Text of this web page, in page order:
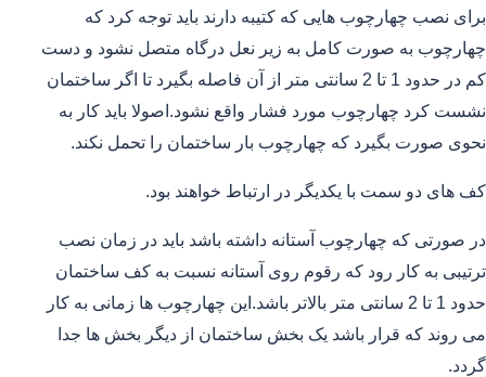
برای نصب چهارچوب هایی که کتیبه دارند باید توجه کرد که
چهارچوب به صورت کامل به زیر نعل درگاه متصل نشود و دست
کم در حدود 1 تا 2 سانتی متر از آن فاصله بگیرد تا اگر ساختمان
نشست کرد چهارچوب مورد فشار واقع نشود.اصولا باید کار به
نحوی صورت بگیرد که چهارچوب بار ساختمان را تحمل نکند.
کف های دو سمت با یکدیگر در ارتباط خواهند بود.
در صورتی که چهارچوب آستانه داشته باشد باید در زمان نصب
ترتیبی به کار رود که رقوم روی آستانه نسبت به کف ساختمان
حدود 1 تا 2 سانتی متر بالاتر باشد.این چهارچوب ها زمانی به کار
می روند که قرار باشد یک بخش ساختمان از دیگر بخش ها جدا
گردد.